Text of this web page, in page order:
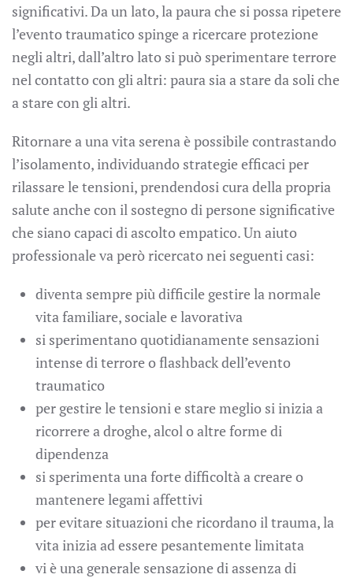
significativi. Da un lato, la paura che si possa ripetere
l’evento traumatico spinge a ricercare protezione
negli altri, dall’altro lato si può sperimentare terrore
nel contatto con gli altri: paura sia a stare da soli che
a stare con gli altri.
Ritornare a una vita serena è possibile contrastando
l’isolamento, individuando strategie efficaci per
rilassare le tensioni, prendendosi cura della propria
salute anche con il sostegno di persone significative
che siano capaci di ascolto empatico. Un aiuto
professionale va però ricercato nei seguenti casi:
diventa sempre più difficile gestire la normale
vita familiare, sociale e lavorativa
si sperimentano quotidianamente sensazioni
intense di terrore o flashback dell’evento
traumatico
per gestire le tensioni e stare meglio si inizia a
ricorrere a droghe, alcol o altre forme di
dipendenza
si sperimenta una forte difficoltà a creare o
mantenere legami affettivi
per evitare situazioni che ricordano il trauma, la
vita inizia ad essere pesantemente limitata
vi è una generale sensazione di assenza di